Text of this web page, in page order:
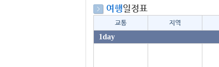
여행일정표
교통 지역
1day